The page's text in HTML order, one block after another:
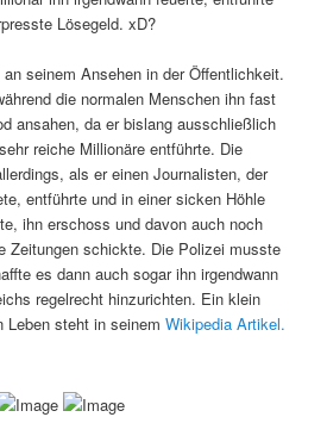
Lösegeld. xD?
seinem Ansehen in der Öffentlichkeit.
die normalen Menschen ihn fast
ansahen, da er bislang ausschließlich
reiche Millionäre entführte. Die
als er einen Journalisten, der
entführte und in einer sicken Höhle
ihn erschoss und davon auch noch
Zeitungen schickte. Die Polizei musste
es dann auch sogar ihn irgendwann
regelrecht hinzurichten. Ein klein
Leben steht in seinemWikipedia Artikel.